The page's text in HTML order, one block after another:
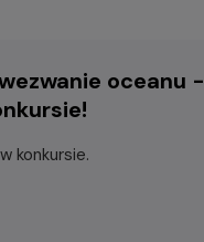
oceanu -
konkursie.